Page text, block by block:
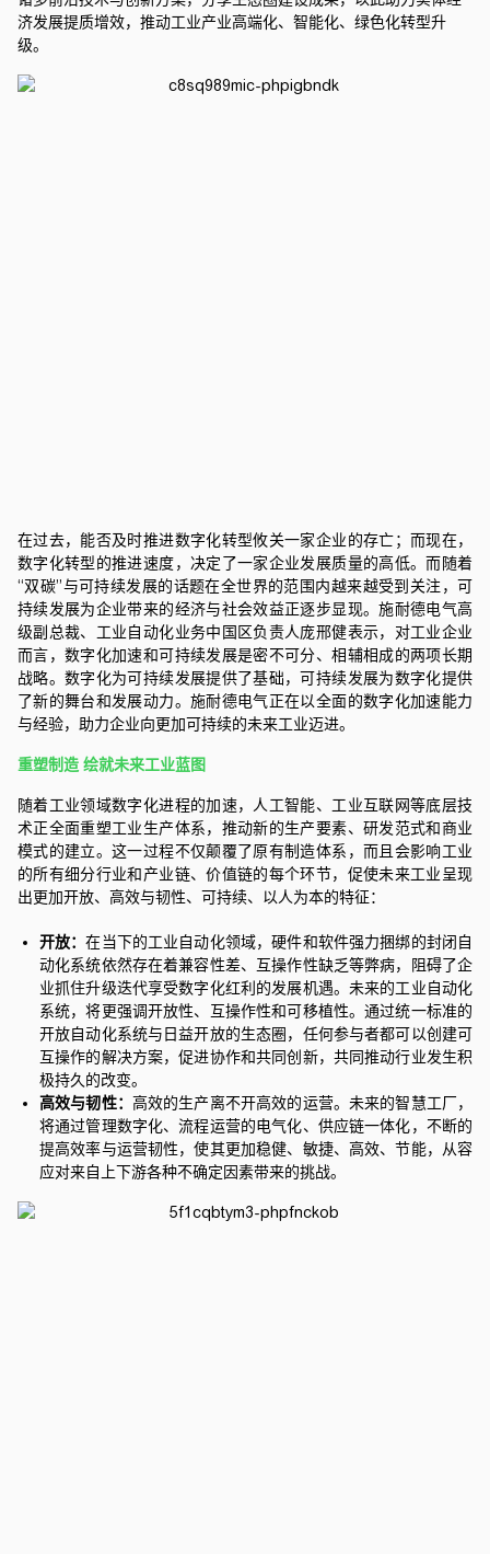
济发展提质增效，推动工业产业高端化、智能化、绿色化转型升
级。
在过去，能否及时推进数字化转型攸关一家企业的存亡；而现在，
数字化转型的推进速度，决定了一家企业发展质量的高低。而随着
“双碳”与可持续发展的话题在全世界的范围内越来越受到关注，可
持续发展为企业带来的经济与社会效益正逐步显现。施耐德电气高
级副总裁、工业自动化业务中国区负责人庞邢健表示，对工业企业
而言，数字化加速和可持续发展是密不可分、相辅相成的两项长期
战略。数字化为可持续发展提供了基础，可持续发展为数字化提供
了新的舞台和发展动力。 施耐德电气正在以全面的数字化加速能力
与经验，
助力企业向更加可持续的未来工业迈进。
重塑制造 绘就未来工业蓝图
随着工业领域数字化进程的加速，人工智能、工业互联网等底层技
术正全面重塑工业生产体系，推动新的生产要素、研发范式和商业
模式的建立。这一过程不仅颠覆了原有制造体系，而且会影响工业
的所有细分行业和产业链、价值链的每个环节，促使未来工业呈现
出更加开放、高效与韧性、可持续、以人为本的特征：
开放：在当下的工业自动化领域，硬件和软件强力捆绑的封闭自
动化系统依然存在着兼容性差、互操作性缺乏等弊病，阻碍了企
业抓住升级迭代享受数字化红利的发展机遇。未来的工业自动化
系统，将更强调开放性、互操作性和可移植性。通过统一标准的
开放自动化系统与日益开放的生态圈，任何参与者都可以创建可
互操作的解决方案，促进协作和共同创新，共同推动行业发生积
极持久的改变。
高效与韧性： 高效的生产离不开高效的运营。未来的智慧工厂，
将通过管理数字化、流程运营的电气化、供应链一体化，不断的
提高效率与运营韧性，使其更加稳健、敏捷、高效、节能，从容
应对来自上下游各种不确定因素带来的挑战。